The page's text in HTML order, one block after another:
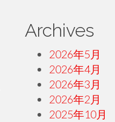
Archives
2026年5月
2026年4月
2026年3月
2026年2月
2025年10月